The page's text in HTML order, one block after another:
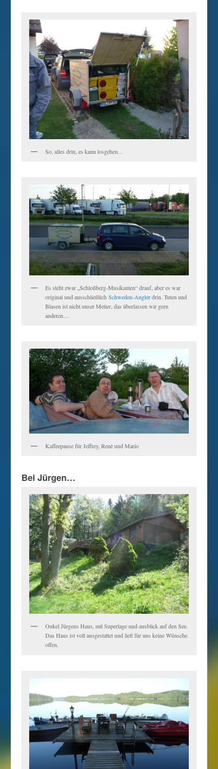
So, alles drin, es kann losgehen…
Es steht zwar „Schloßberg-Musikanten“ drauf, aber es war
original und ausschließlich Schweden-Anglerdrin. Tuten und
Blasen ist nicht unser Metier, das überlassen wir gern
anderen…
Kaffeepause für Jeffrey, Renè und Mario
Bei Jürgen…
Onkel Jürgens Haus, mit Superlage und-ausblick auf den See.
Das Haus ist voll ausgestattet und ließ für uns keine Wünsche
offen.